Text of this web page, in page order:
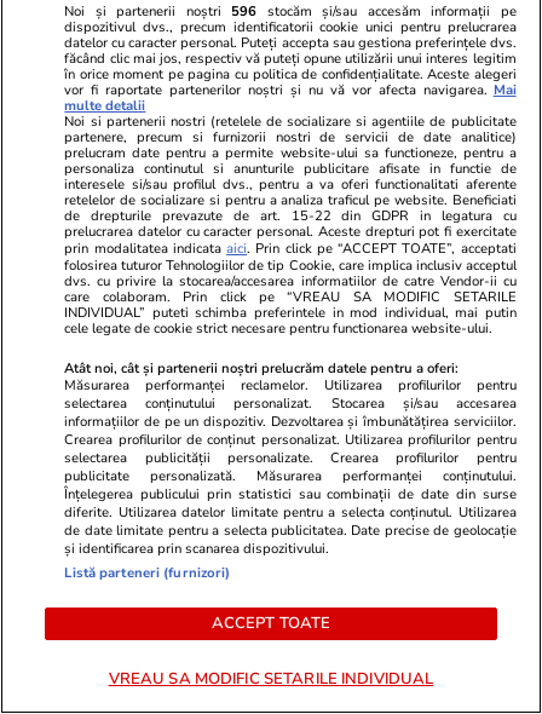
ZiaruldeIasi.ro
Delta urbană de la Iași ar urma
să dreneze 36,5 milioane de lei.
iar consilierii locali sunt chemați
să aprobe investiția
Fanatik.ro
Încasări
Craiova
bilete
ULTIMELE ȘTIRI
Știri Locale
O femeie a rămas încarcerată în mașina lovită
de trenul Timișoara-Mangalia şi a fost
resuscitată
Noi și partenerii noștri 596 stocăm și/sau accesăm informații pe
dispozitivul dvs., precum identificatorii cookie unici pentru prelucrarea
datelor cu caracter personal. Puteți accepta sau gestiona preferințele dvs.
făcând clic mai jos, respectiv vă puteți opune utilizării unui interes legitim
în orice moment pe pagina cu politica de confidențialitate. Aceste alegeri
vor fi raportate partenerilor noștri și nu vă vor afecta navigarea. Mai
multe detalii
Noi si partenerii nostri (retelele de socializare si agentiile de publicitate
partenere, precum si furnizorii nostri de servicii de date analitice)
prelucram date pentru a permite website-ului sa functioneze, pentru a
personaliza continutul si anunturile publicitare afisate in functie de
interesele si/sau profilul dvs., pentru a va oferi functionalitati aferente
retelelor de socializare si pentru a analiza traficul pe website. Beneficiati
de drepturile prevazute de art. 15-22 din GDPR in legatura cu
prelucrarea datelor cu caracter personal. Aceste drepturi pot fi exercitate
prin modalitatea indicataaici. Prin click pe “ACCEPT TOATE”, acceptati
folosirea tuturor Tehnologiilor de tip Cookie, care implica inclusiv acceptul
dvs. cu privire la stocarea/accesarea informatiilor de catre Vendor-ii cu
care colaboram. Prin click pe “VREAU SA MODIFIC SETARILE
INDIVIDUAL” puteti schimba preferintele in mod individual, mai putin
cele legate de cookie strict necesare pentru functionarea website-ului.
Atât noi, cât și partenerii noștri prelucrăm datele pentru a oferi:
Măsurarea performanței reclamelor. Utilizarea profilurilor pentru
selectarea conținutului personalizat. Stocarea și/sau accesarea
informațiilor de pe un dispozitiv. Dezvoltarea și îmbunătățirea serviciilor.
Crearea profilurilor de conținut personalizat. Utilizarea profilurilor pentru
selectarea publicității personalizate. Crearea profilurilor pentru
publicitate personalizată. Măsurarea performanței conținutului.
Înțelegerea publicului prin statistici sau combinații de date din surse
diferite. Utilizarea datelor limitate pentru a selecta conținutul. Utilizarea
de date limitate pentru a selecta publicitatea. Date precise de geolocație
și identificarea prin scanarea dispozitivului.
Listă parteneri (furnizori)
ACCEPT TOATE
VREAU SA MODIFIC SETARILE INDIVIDUAL